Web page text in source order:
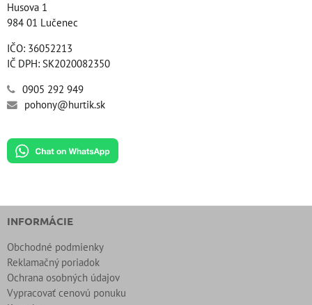
Husova 1
984 01 Lučenec
IČO: 36052213
IČ DPH: SK2020082350
0905 292 949
pohony@hurtik.sk
INFORMÁCIE
Obchodné podmienky
Reklamačný poriadok
Ochrana osobných údajov
Vypracovať cenovú ponuku